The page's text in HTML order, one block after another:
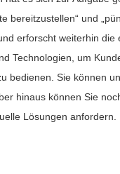
bereitzustellen“ und
erforscht weiterhin die
Technologien, um
bedienen. Sie können
hinaus können Sie
Lösungen anfordern.